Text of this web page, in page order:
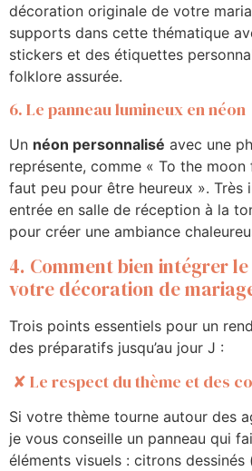
décoration originale de votre
supports dans cette thématique
stickers et des étiquettes
folklore assurée.
6. Le panneau lumineux en néon
Un néon personnalisé avec une
représente, comme « To the
faut peu pour être heureux ». Très
entrée en salle de réception à la
pour créer une ambiance
4. Comment bien intégrer
votre décoration de
Trois points essentiels pour un
des préparatifs jusqu’au jour J :
✘ Le respect du thème et des
Si votre thème tourne autour des
je vous conseille un panneau qui
éléments visuels : citrons dessinés